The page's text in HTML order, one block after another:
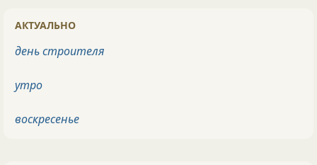
АКТУАЛЬНО
день строителя
утро
воскресенье